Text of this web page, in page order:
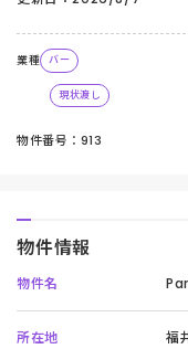
業種 バー
現状渡し
物件番号：913
物件情報
物件名
所在地 福